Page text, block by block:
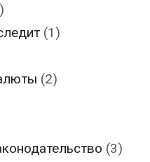
(1)
(2)
(3)